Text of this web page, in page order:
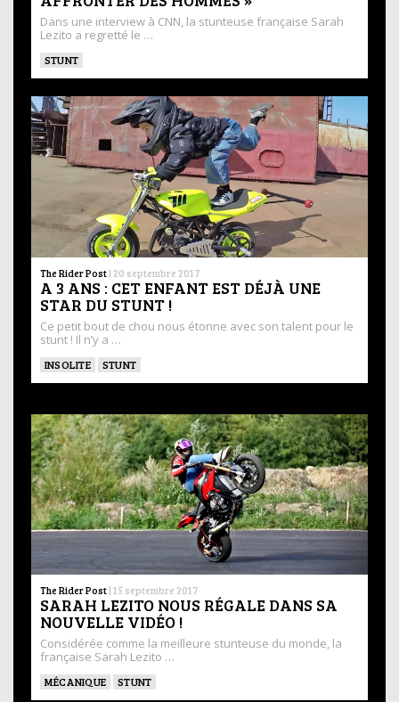
Dans une interview à CNN, la stunteuse française Sarah
Lezito a regretté le …
STUNT
The Rider Post | 20 septembre 2017
A 3 ANS : CET ENFANT EST DÉJÀ UNE
STAR DU STUNT !
Ce petit bout de chou nous étonne avec son talent pour le
stunt ! Il n’y a …
INSOLITE STUNT
The Rider Post | 15 septembre 2017
SARAH LEZITO NOUS RÉGALE DANS SA
NOUVELLE VIDÉO !
Considérée comme la meilleure stunteuse du monde, la
française Sarah Lezito …
MÉCANIQUE STUNT